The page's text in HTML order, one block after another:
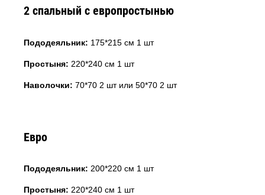
2 спальный с европростынью
Пододеяльник: 175*215 см 1 шт
Простыня: 220*240 см 1 шт
Наволочки: 70*70 2 шт или 50*70 2 шт
Евро
Пододеяльник: 200*220 см 1 шт
Простыня: 220*240 см 1 шт